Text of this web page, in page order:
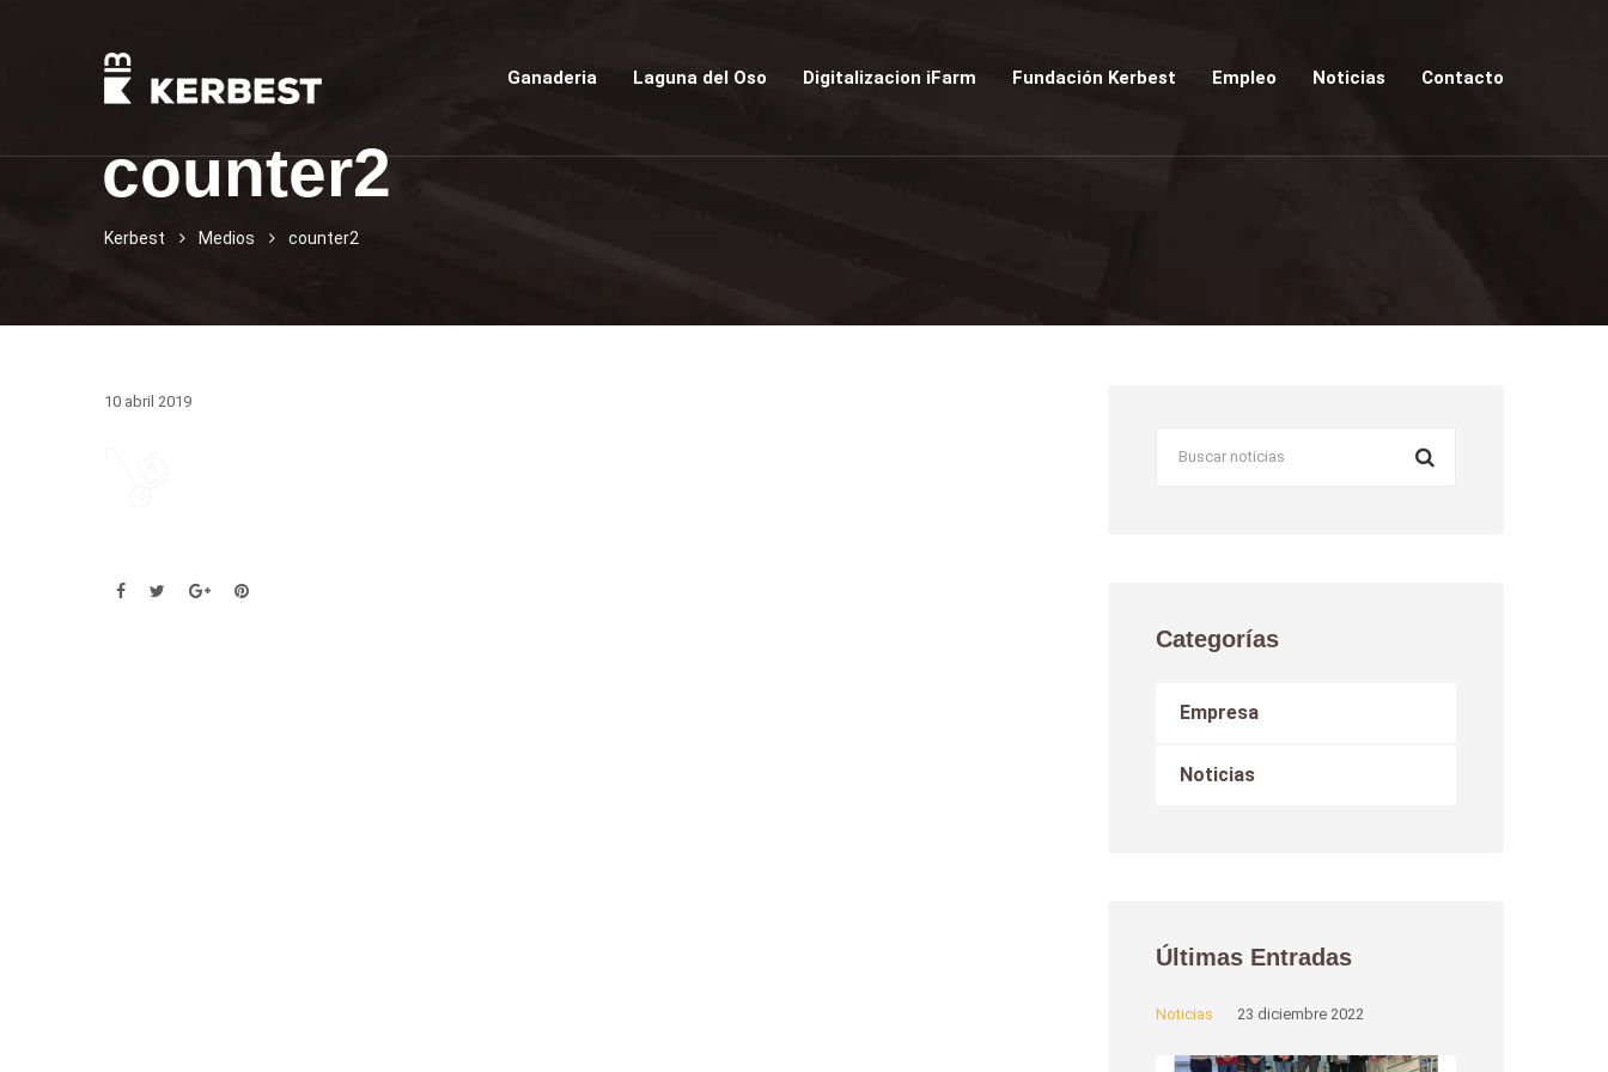
Ganaderia Laguna del Oso Digitalizacion iFarm Fundación Kerbest Empleo Noticias Contacto
counter2
Kerbest Medios counter2
10 abril 2019
Categorías
Empresa
Noticias
Últimas Entradas
Noticias 23 diciembre 2022